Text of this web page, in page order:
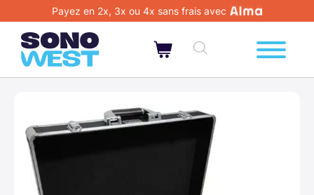
Payez en 2x, 3x ou 4x sans frais avec